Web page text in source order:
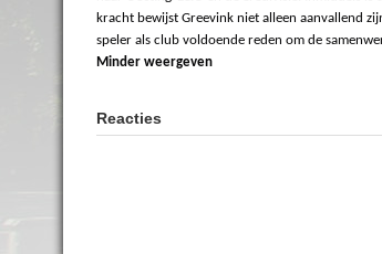
kracht bewijst Greevink niet alleen aanvallend
Minder weergeven
Reacties